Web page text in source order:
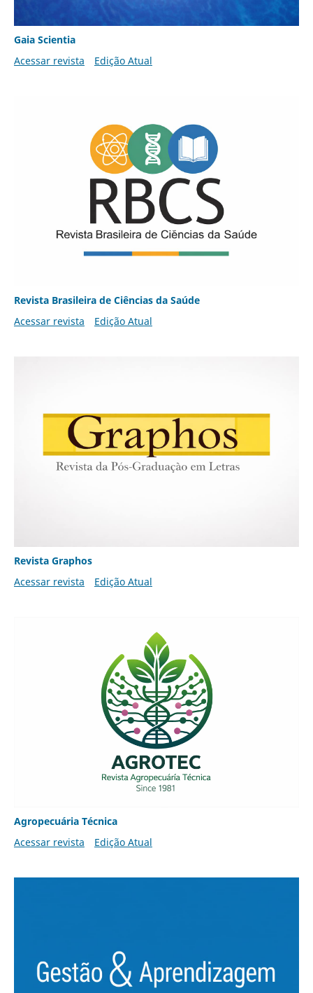
Gaia Scientia
Acessar revista
Edição Atual
Revista Brasileira de Ciências da Saúde
Acessar revista
Edição Atual
Revista Graphos
Acessar revista
Edição Atual
Agropecuária Técnica
Acessar revista
Edição Atual